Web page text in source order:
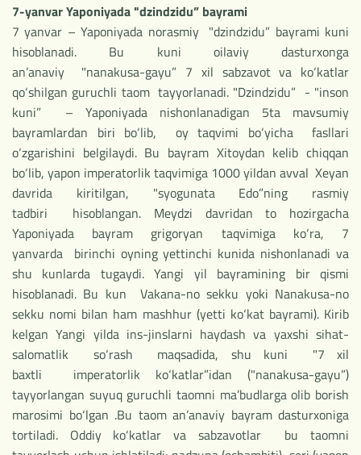
7-yanvar Yaponiyada "dzindzidu” bayrami
7 yanvar – Yaponiyada norasmiy "dzindzidu” bayrami kuni
hisoblanadi. Bu kuni oilaviy dasturxonga
an’anaviy "nanakusa-gayu” 7 xil sabzavot va ko‘katlar
qo‘shilgan guruchli taom tayyorlanadi. "Dzindzidu” - "inson
kuni” – Yaponiyada nishonlanadigan 5ta mavsumiy
bayramlardan biri bo‘lib, oy taqvimi bo‘yicha fasllari
o‘zgarishini belgilaydi. Bu bayram Xitoydan kelib chiqqan
bo‘lib, yapon imperatorlik taqvimiga 1000 yildan avval Xeyan
davrida kiritilgan, "syogunata Edo”ning rasmiy
tadbiri hisoblangan. Meydzi davridan to hozirgacha
Yaponiyada bayram grigoryan taqvimiga ko‘ra, 7
yanvarda birinchi oyning yettinchi kunida nishonlanadi va
shu kunlarda tugaydi. Yangi yil bayramining bir qismi
hisoblanadi. Bu kun Vakana-no sekku yoki Nanakusa-no
sekku nomi bilan ham mashhur (yetti ko‘kat bayrami). Kirib
kelgan Yangi yilda ins-jinslarni haydash va yaxshi sihat-
salomatlik so‘rash maqsadida, shu kuni "7 xil
baxtli imperatorlik ko‘katlar”idan ("nanakusa-gayu”)
tayyorlangan suyuq guruchli taomni ma’budlarga olib borish
marosimi bo‘lgan .Bu taom an’anaviy bayram dasturxoniga
tortiladi. Oddiy ko‘katlar va sabzavotlar bu taomni